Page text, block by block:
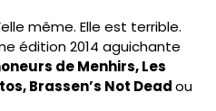
même. Elle est terrible.
édition 2014 aguichante
de Menhirs, Les
Brassen’s Not Deadou